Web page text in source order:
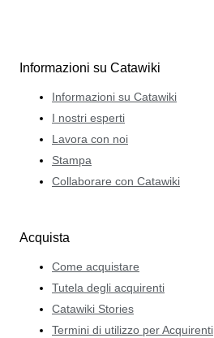
Informazioni su Catawiki
Informazioni su Catawiki
I nostri esperti
Lavora con noi
Stampa
Collaborare con Catawiki
Acquista
Come acquistare
Tutela degli acquirenti
Catawiki Stories
Termini di utilizzo per Acquirenti